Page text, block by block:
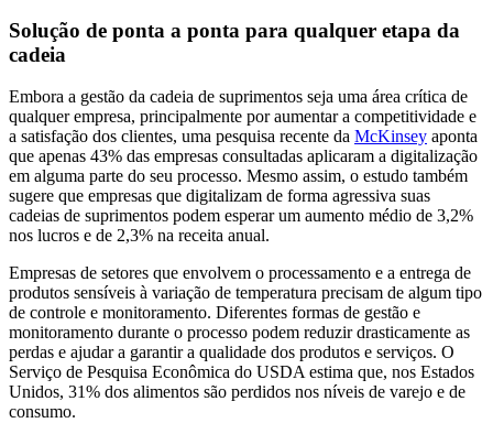
Solução de ponta a ponta para qualquer etapa da
cadeia
Embora a gestão da cadeia de suprimentos seja uma área crítica de
qualquer empresa, principalmente por aumentar a competitividade e
a satisfação dos clientes, uma pesquisa recente da McKinsey aponta
que apenas 43% das empresas consultadas aplicaram a digitalização
em alguma parte do seu processo. Mesmo assim, o estudo também
sugere que empresas que digitalizam de forma agressiva suas
cadeias de suprimentos podem esperar um aumento médio de 3,2%
nos lucros e de 2,3% na receita anual.
Empresas de setores que envolvem o processamento e a entrega de
produtos sensíveis à variação de temperatura precisam de algum tipo
de controle e monitoramento. Diferentes formas de gestão e
monitoramento durante o processo podem reduzir drasticamente as
perdas e ajudar a garantir a qualidade dos produtos e serviços. O
Serviço de Pesquisa Econômica do USDA estima que, nos Estados
Unidos, 31% dos alimentos são perdidos nos níveis de varejo e de
consumo.